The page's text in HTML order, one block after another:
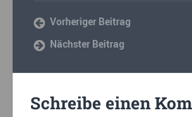
Vorheriger Beitrag
Nächster Beitrag
Schreibe einen